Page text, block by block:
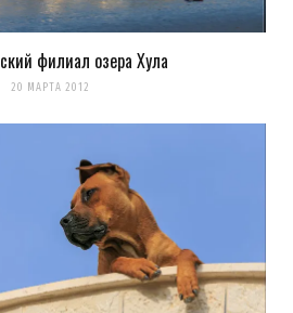
филиал озера Хула
20 МАРТА 2012